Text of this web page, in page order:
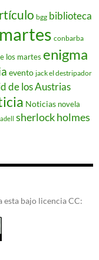
bgg biblioteca
conbarba
los martes enigma
evento jack el destripador
de los Austrias
Noticias novela
sherlock holmes
esta bajo licencia CC: